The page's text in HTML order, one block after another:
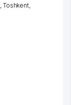
, Toshkent,